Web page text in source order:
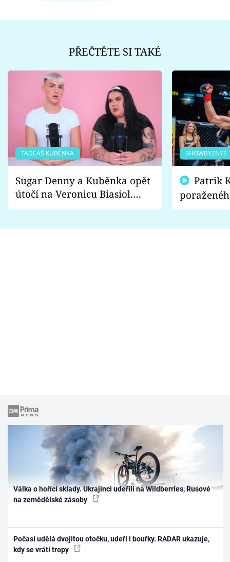
PŘEČTĚTE SI TAKÉ
TADEÁŠ KUBĚNKA
Sugar Denny a Kuběnka opět
útočí na Veronicu Biasiol.
Proč je podle nich falešná a
SHOWBYZNYS
fanoušci
Válka o hořící sklady. Ukrajinci udeřili na Wildberries, Rusové
na zemědělské zásoby
Počasí udělá dvojitou otočku, udeří i bouřky. RADAR ukazuje,
kdy se vrátí tropy